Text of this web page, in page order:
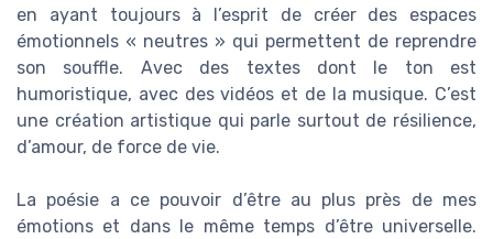
en ayant toujours à l’esprit de créer des espaces
émotionnels « neutres » qui permettent de reprendre
son souffle. Avec des textes dont le ton est
humoristique, avec des vidéos et de la musique. C’est
une création artistique qui parle surtout de résilience,
d’amour, de force de vie.
La poésie a ce pouvoir d’être au plus près de mes
émotions et dans le même temps d’être universelle.